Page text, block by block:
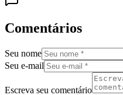
Comentários
Seu nome
Seu e-mail
Escreva seu comentário